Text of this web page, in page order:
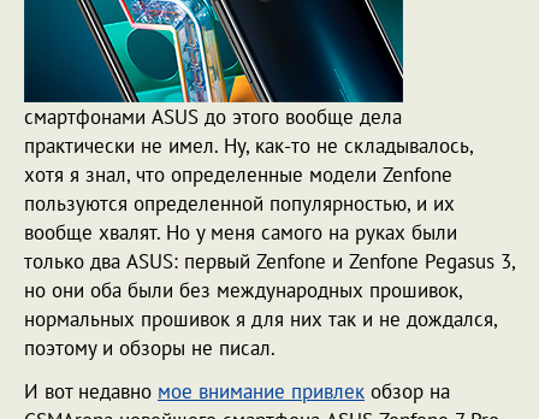
смартфонами ASUS до этого вообще дела
практически не имел. Ну, как-то не складывалось,
хотя я знал, что определенные модели Zenfone
пользуются определенной популярностью, и их
вообще хвалят. Но у меня самого на руках были
только два ASUS: первый Zenfone и Zenfone Pegasus 3,
но они оба были без международных прошивок,
нормальных прошивок я для них так и не дождался,
поэтому и обзоры не писал.
И вот недавно мое внимание привлек обзор на